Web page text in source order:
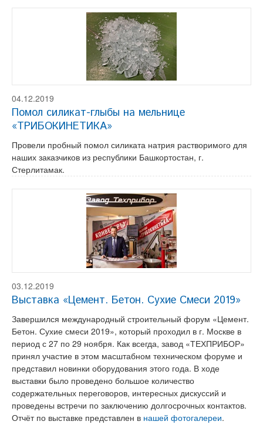
04.12.2019
Помол силикат-глыбы на мельнице
«ТРИБОКИНЕТИКА»
Провели пробный помол силиката натрия растворимого для
наших заказчиков из республики Башкортостан, г.
Стерлитамак.
03.12.2019
Выставка «Цемент. Бетон. Сухие Смеси 2019»
Завершился международный строительный форум «Цемент.
Бетон. Сухие смеси 2019», который проходил в г. Москве в
период с 27 по 29 ноября. Как всегда, завод «ТЕХПРИБОР»
принял участие в этом масштабном техническом форуме и
представил новинки оборудования этого года. В ходе
выставки было проведено большое количество
содержательных переговоров, интересных дискуссий и
проведены встречи по заключению долгосрочных контактов.
Отчёт по выставке представлен в нашей фотогалереи.